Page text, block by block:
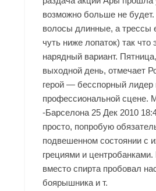
возможно больше не
волосы длинные, а трессы
чуть ниже лопаток) так что
нарядный вариант.
выходной день, отмечает
герой — бесспорный лидер
профессиональной сцене.
-Барселона 25 Дек 2010
просто, попробую
подвешенном состоянии с
грециями и
вместо спирта пробовал
боярышника и т.